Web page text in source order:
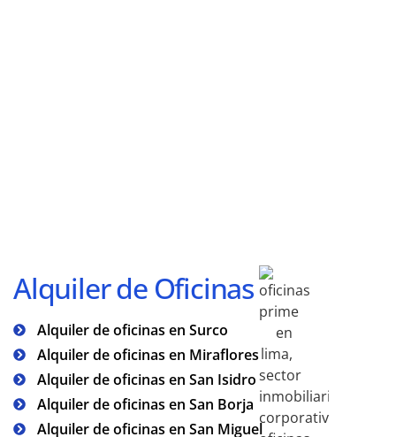
Alquiler de Oficinas
Alquiler de oficinas en Surco
Alquiler de oficinas en Miraflores
Alquiler de oficinas en San Isidro
Alquiler de oficinas en San Borja
Alquiler de oficinas en San Miguel